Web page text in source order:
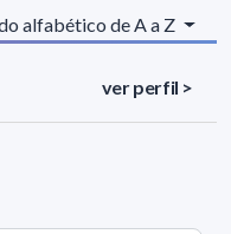
alfabético de A a Z
ver perfil >